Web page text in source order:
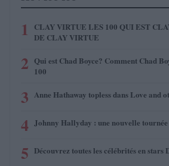
1
CLAY VIRTUE LES 100 QUI EST
DE CLAY VIRTUE
2 Qui est Chad Boyce? Comment Chad
100
3 Anne Hathaway topless dans Love and
4 Johnny Hallyday : une nouvelle
5 Découvrez toutes les célébrités en stars